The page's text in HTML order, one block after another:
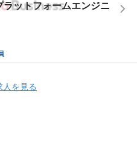
ットフォームエンジニ
人を見る